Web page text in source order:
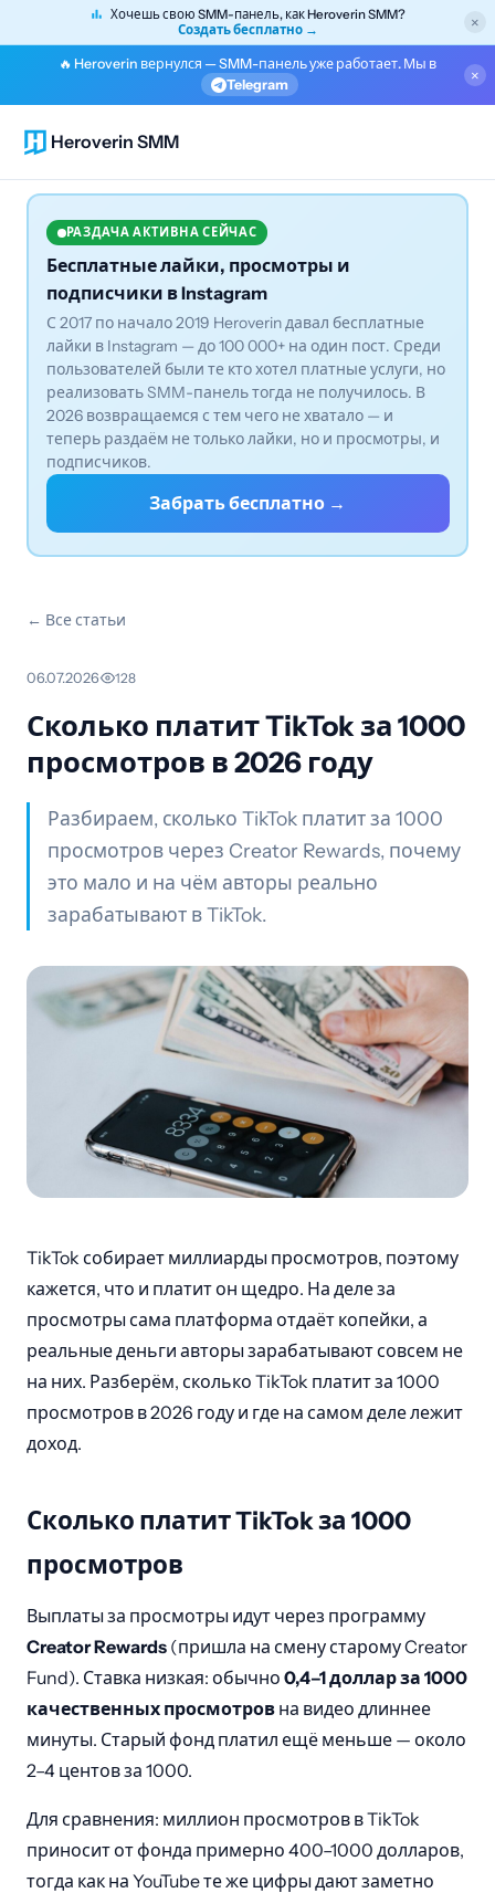
Хочешь свою SMM-панель, как Heroverin SMM?
Создать бесплатно →
×
🔥 Heroverin вернулся — SMM-панель уже работает. Мы в
Telegram
×
Heroverin SMM
РАЗДАЧА АКТИВНА СЕЙЧАС
Бесплатные лайки, просмотры и
подписчики в Instagram
С 2017 по начало 2019 Heroverin давал бесплатные
лайки в Instagram — до 100 000+ на один пост. Среди
пользователей были те кто хотел платные услуги, но
реализовать SMM-панель тогда не получилось. В
2026 возвращаемся с тем чего не хватало — и
теперь раздаём не только лайки, но и просмотры, и
подписчиков.
Забрать бесплатно →
← Все статьи
06.07.2026· 128
Сколько платит TikTok за 1000
просмотров в 2026 году
Разбираем, сколько TikTok платит за 1000
просмотров через Creator Rewards, почему
это мало и на чём авторы реально
зарабатывают в TikTok.
TikTok собирает миллиарды просмотров, поэтому
кажется, что и платит он щедро. На деле за
просмотры сама платформа отдаёт копейки, а
реальные деньги авторы зарабатывают совсем не
на них. Разберём, сколько TikTok платит за 1000
просмотров в 2026 году и где на самом деле лежит
доход.
Сколько платит TikTok за 1000
просмотров
Выплаты за просмотры идут через программу
Creator Rewards (пришла на смену старому Creator
Fund). Ставка низкая: обычно 0,4–1 доллар за 1000
качественных просмотров на видео длиннее
минуты. Старый фонд платил ещё меньше — около
2–4 центов за 1000.
Для сравнения: миллион просмотров в TikTok
приносит от фонда примерно 400–1000 долларов,
тогда как на YouTube те же цифры дают заметно